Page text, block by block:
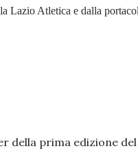
Lazio Atletica e dalla
della prima edizione